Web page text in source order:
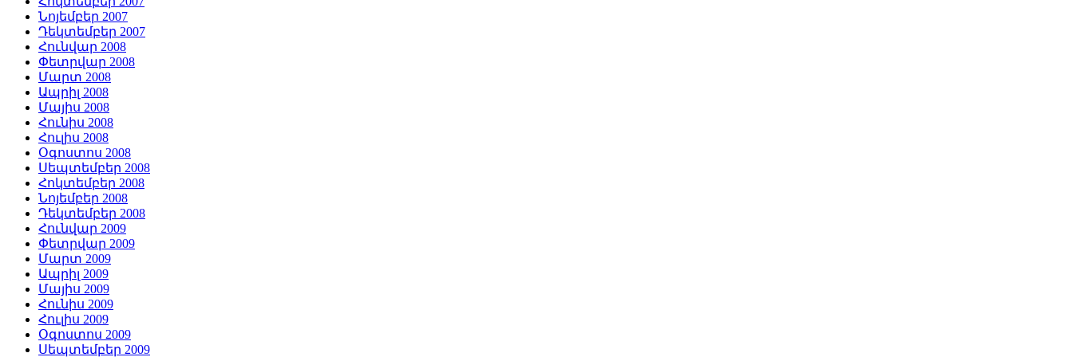
Նոյեմբեր 2007
Դեկտեմբեր 2007
Հունվար 2008
Փետրվար 2008
Մարտ 2008
Ապրիլ 2008
Մայիս 2008
Հունիս 2008
Հուլիս 2008
Օգոստոս 2008
Սեպտեմբեր 2008
Հոկտեմբեր 2008
Նոյեմբեր 2008
Դեկտեմբեր 2008
Հունվար 2009
Փետրվար 2009
Մարտ 2009
Ապրիլ 2009
Մայիս 2009
Հունիս 2009
Հուլիս 2009
Օգոստոս 2009
Սեպտեմբեր 2009